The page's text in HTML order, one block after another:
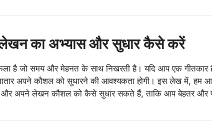
का अभ्यास और सुधार कैसे करें
है जो समय और मेहनत के साथ निखरती है। यदि आप एक गीतकार
अपने कौशल को सुधारने की आवश्यकता होगी। इस लेख में, हम
अपने लेखन कौशल को कैसे सुधार सकते हैं, ताकि आप बेहतर और